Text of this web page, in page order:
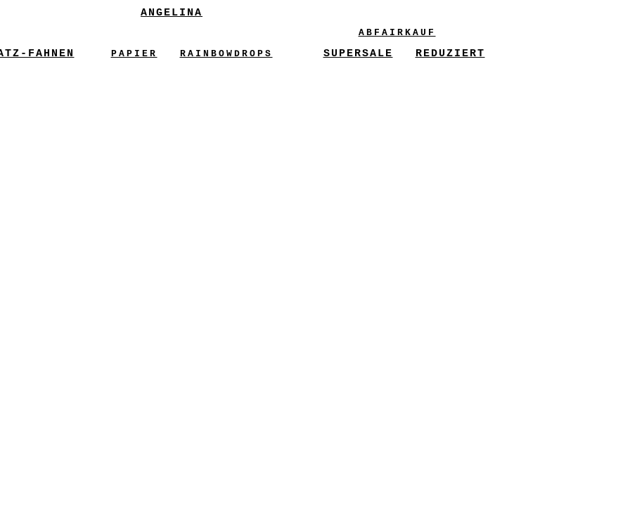
ANGELINA
FAHNEN PAPIER RAINBOWDROPS
ABFAIRKAUF
SUPERSALE REDUZIERT